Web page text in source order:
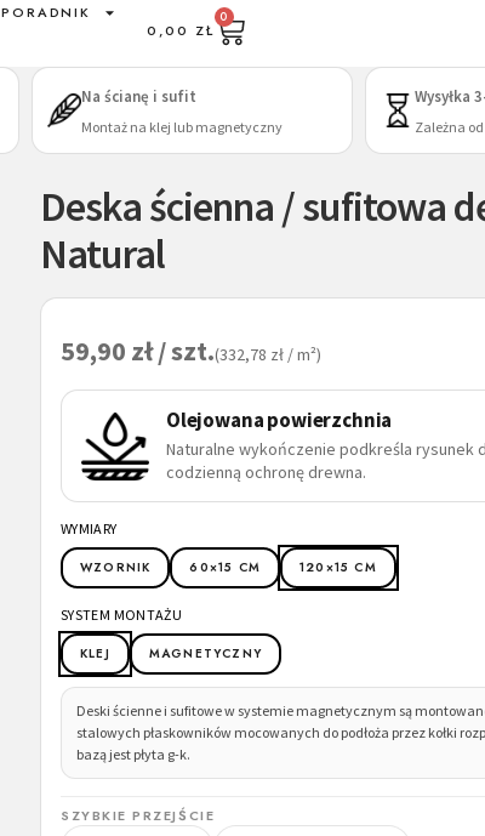
PORADNIK
0,00 ZŁ
0
Na ścianę i sufit
Montaż na klej lub magnetyczny
Wysyłka
Zależna
Deska ścienna / sufitowa
Natural
59,90 zł / szt.(332,78 zł / m²)
Olejowana powierzchnia
Naturalne wykończenie podkreśla rysunek
codzienną ochronę drewna.
WYMIARY
WZORNIK 60×15 CM 120×15 CM
SYSTEM MONTAŻU
KLEJ MAGNETYCZNY
Deski ścienne i sufitowe w systemie magnetycznym są
stalowych płaskowników mocowanych do podłoża przez kołki
bazą jest płyta g-k.
SZYBKIE PRZEJŚCIE